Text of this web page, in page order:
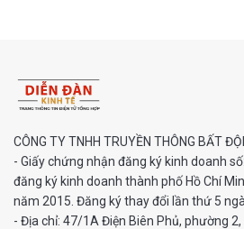
CÔNG TY TNHH TRUYỀN THÔNG BẤT
- Giấy chứng nhận đăng ký kinh doanh
đăng ký kinh doanh thành phố Hồ Chí
năm 2015. Đăng ký thay đổi lần thứ 5
- Địa chỉ: 47/1A Điện Biên Phủ, phường